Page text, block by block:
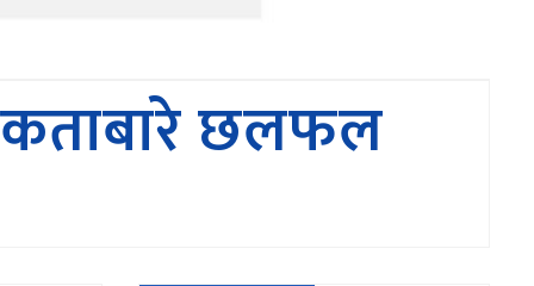
छलफल